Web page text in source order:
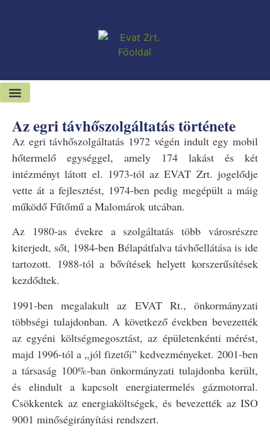
Az egri távhőszolgáltatás története
Az egri távhőszolgáltatás 1972 végén indult egy mobil
hőtermelő egységgel, amely 174 lakást és két
intézményt látott el. 1973-tól az EVAT Zrt. jogelődje
vette át a fejlesztést, 1974-ben pedig megépült a máig
működő Fűtőmű a Malomárok utcában.
Az 1980-as évekre a szolgáltatás több városrészre
kiterjedt, sőt, 1984-ben Bélapátfalva távhőellátása is ide
tartozott. 1988-tól a bővítések helyett korszerűsítések
kezdődtek.
1991-ben megalakult az EVAT Rt., önkormányzati
többségi tulajdonban. A következő években bevezették
az egyéni költségmegosztást, az épületenkénti mérést,
majd 1996-tól a „jól fizetői” kedvezményeket. 2001-ben
a társaság 100%-ban önkormányzati tulajdonba került,
és elindult a kapcsolt energiatermelés gázmotorral.
Csökkentek az energiaköltségek, és bevezették az ISO
9001 minőségirányítási rendszert.